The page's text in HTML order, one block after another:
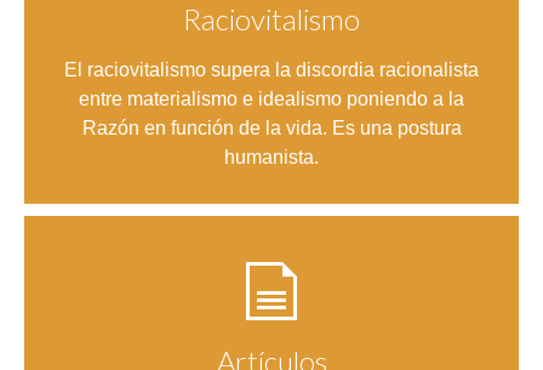
Raciovitalismo
El raciovitalismo supera la discordia racionalista
entre materialismo e idealismo poniendo a la
Razón en función de la vida. Es una postura
humanista.
Artículos